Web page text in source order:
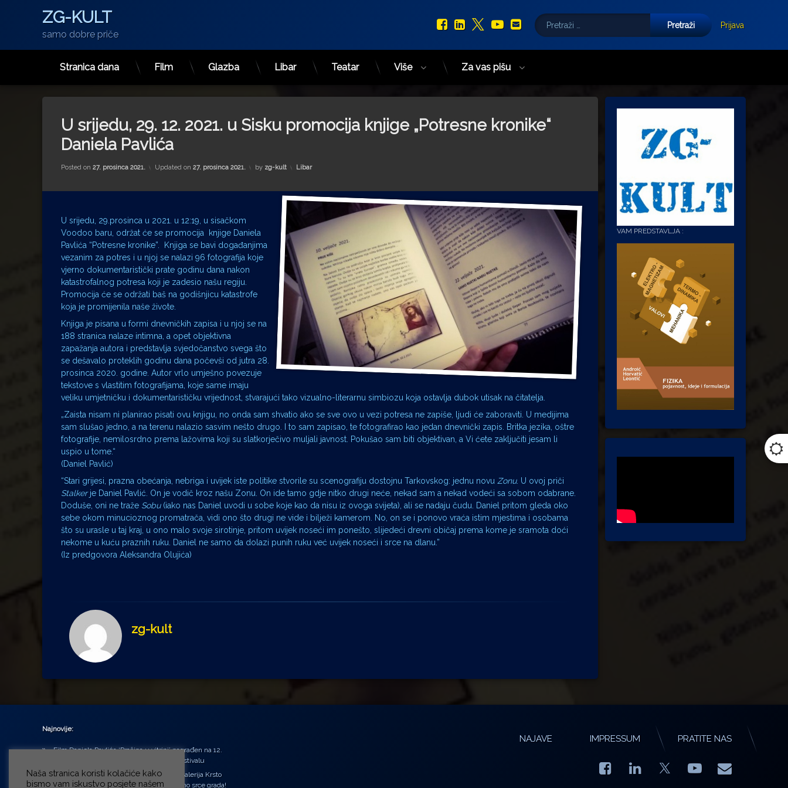
Preskoči
ZG-KULT
samo dobre priče
Facebook
LinkedIn
X.com
YouTube
E-mail
Pretraži:
Prijava
Stranica dana Film Glazba Libar Teatar Više Za vas pišu
U srijedu, 29. 12. 2021. u Sisku promocija knjige „Potresne kronike“
Daniela Pavlića
Posted on 27. prosinca 2021. Updated on 27. prosinca 2021. by zg-kult Kategorije:
Libar
U srijedu, 29.prosinca u 2021. u 12:19, u sisačkom
Voodoo baru, održat će se promocija knjige Daniela
Pavlića “Potresne kronike”. Knjiga se bavi događanjima
vezanim za potres i u njoj se nalazi 96 fotografija koje
vjerno dokumentaristički prate godinu dana nakon
katastrofalnog potresa koji je zadesio našu regiju.
Promocija će se održati baš na godišnjicu katastrofe
koja je promijenila naše živote.
Knjiga je pisana u formi dnevničkih zapisa i u njoj se na
188 stranica nalaze intimna, a opet objektivna
zapažanja autora i predstavlja svjedočanstvo svega što
se dešavalo proteklih godinu dana počevši od jutra 28.
prosinca 2020. godine. Autor vrlo umješno povezuje
tekstove s vlastitim fotografijama, koje same imaju
veliku umjetničku i dokumentarističku vrijednost, stvarajući tako vizualno-literarnu simbiozu koja ostavlja dubok utisak na čitatelja.
„Zaista nisam ni planirao pisati ovu knjigu, no onda sam shvatio ako se sve ovo u vezi potresa ne zapiše, ljudi će zaboraviti. U medijima
sam slušao jedno, a na terenu nalazio sasvim nešto drugo. I to sam zapisao, te fotografirao kao jedan dnevnički zapis. Britka jezika, oštre
fotografije, nemilosrdno prema lažovima koji su slatkorječivo muljali javnost. Pokušao sam biti objektivan, a Vi ćete zaključiti jesam li
uspio u tome.“
(Daniel Pavlić)
“Stari grijesi, prazna obećanja, nebriga i uvijek iste politike stvorile su scenografiju dostojnu Tarkovskog: jednu novu Zonu. U ovoj priči
Stalkerje Daniel Pavlić. On je vodič kroz našu Zonu. On ide tamo gdje nitko drugi neće, nekad sam a nekad vodeći sa sobom odabrane.
Doduše, oni ne traže Sobu(iako nas Daniel uvodi u sobe koje kao da nisu iz ovoga svijeta), ali se nadaju čudu. Daniel pritom gleda oko
sebe okom minucioznog promatrača, vidi ono što drugi ne vide i bilježi kamerom. No, on se i ponovo vraća istim mjestima i osobama
što su urasle u taj kraj, u ono malo svoje sirotinje, pritom uvijek noseći im ponešto, slijedeći drevni običaj prema kome je sramota doći
nekome u kuću praznih ruku. Daniel ne samo da dolazi punih ruku već uvijek noseći i srce na dlanu.”
(Iz predgovora Aleksandra Olujića)
zg-kult
VAM PREDSTAVLJA :
Najnovije:
Film Daniela Pavlića ‘Prašina u vitrini’ nagrađen na 12.
Green Montenegro International Film Festivalu
U središtu Petrinje otvorena obnovljena Galerija Krsto
Hegedušić: Kultura vraćena kući, u samo srce grada!
NAJAVE IMPRESSUM PRATITE NAS
Facebook
LinkedIn YouTube
E-mail
Naša stranica koristi kolačiće kako
bismo vam iskustvo posjete našem